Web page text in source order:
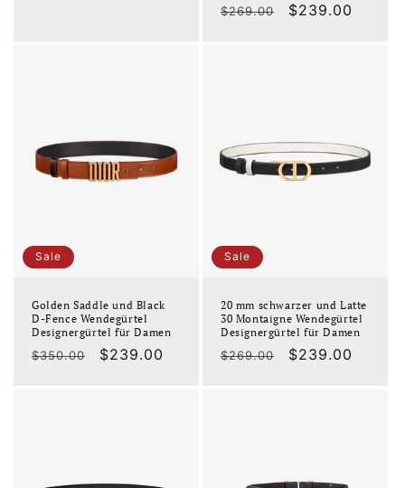
Normaler
$269.00 Verkaufspreis
$239.00
Sale
Golden Saddle und Black
D-Fence Wendegürtel
Designergürtel für Damen
Normaler
$350.00 Verkaufspreis
$239.00
Sale
20 mm schwarzer und Latte
30 Montaigne Wendegürtel
Designergürtel für Damen
Normaler
$269.00 Verkaufspreis
$239.00